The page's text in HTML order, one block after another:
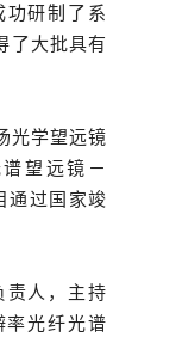
研制了系
了大批具有
光学望远镜
望远镜－
通过国家竣
责人，主持
率光纤光谱